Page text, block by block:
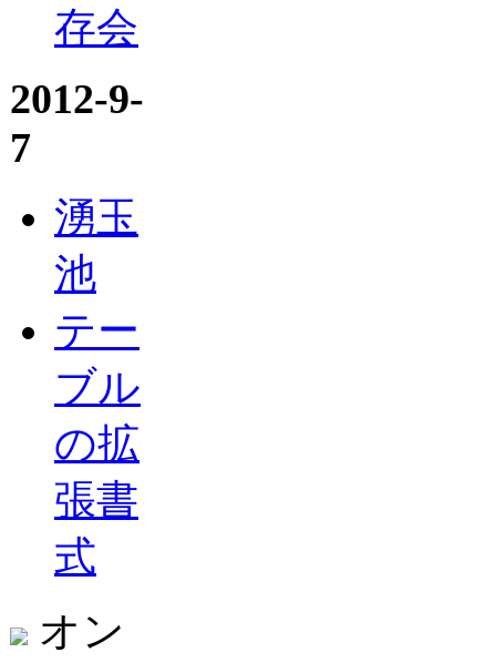
存会
2012-9-
7
湧玉
池
テー
ブル
の拡
張書
式
オン